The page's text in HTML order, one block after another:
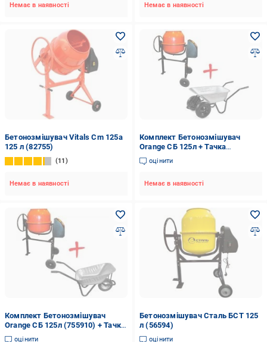
Немає в наявності Немає в наявності
Бетонозмішувач Vitals Cm 125a
125 л (82755)
11
Немає в наявності
Комплект Бетонозмішувач
Orange СБ 125л + Тачка
будівельна D-12
оцінити
Немає в наявності
Комплект Бетонозмішувач
Orange СБ 125л (755910) + Тачка
будівельна ALOFT 85л
оцінити
Бетонозмішувач Сталь БСТ 125
л (56594)
оцінити